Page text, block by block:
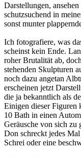
Darstellungen,
schutzsuchend in
sonst munter
Ich fotografiere, was
scheinst kein Ende.
roher Brutalität ab,
stehenden Skulpturen
noch dazu angetan
erscheinen jetzt
die ja bekanntlich als
Einigen dieser Figuren
10 Bath in einen
Geräusche von sich
Don schreckt jedes
Schrei oder eine